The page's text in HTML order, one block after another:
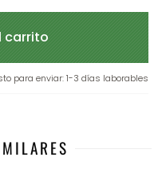
carrito
para enviar: 1-3 días laborables